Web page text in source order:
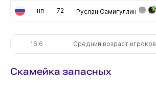
нп 72 Руслан Самигуллин
16.6 Средний возраст игроков
Скамейка запасных